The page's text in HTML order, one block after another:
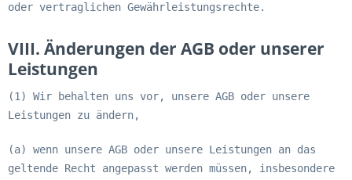
oder vertraglichen Gewährleistungsrechte.
VIII. Änderungen der AGB oder unserer
Leistungen
(1) Wir behalten uns vor, unsere AGB oder unsere
Leistungen zu ändern,
(a) wenn unsere AGB oder unsere Leistungen an das
geltende Recht angepasst werden müssen, insbesondere